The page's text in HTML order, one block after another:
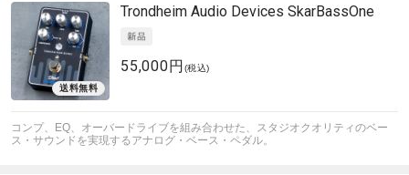
Trondheim Audio Devices SkarBassOne
55,000円 (税込)
コンプ、EQ、オーバードライブを組み合わせた、スタジオクオリティのベー
ス・サウンドを実現するアナログ・ベース・ペダル。